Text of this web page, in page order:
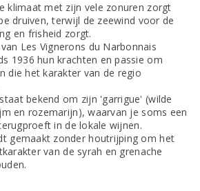
klimaat met zijn vele zonuren zorgt
druiven, terwijl de zeewind voor de
en frisheid zorgt.
Les Vignerons du Narbonnais
1936 hun krachten en passie om
die het karakter van de regio
bekend om zijn 'garrigue' (wilde
en rozemarijn), waarvan je soms een
in de lokale wijnen.
gemaakt zonder houtrijping om het
van de syrah en grenache